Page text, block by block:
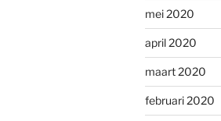
mei 2020
april 2020
maart 2020
februari 2020